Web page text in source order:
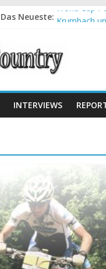
Das Neueste: World Cup
Halbzeit
Chelva:
INTERVIEWS